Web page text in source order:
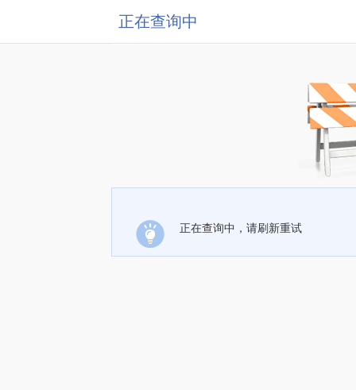
正在查询中
正在查询中，请刷新重试